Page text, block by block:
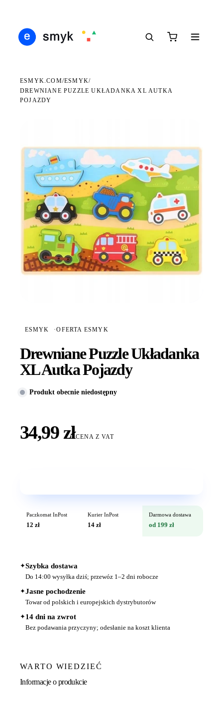
ESMYK.COM/ESMYK/
DREWNIANE PUZZLE UKŁADANKA XL AUTKA
POJAZDY
ESMYK ·OFERTA ESMYK
Drewniane Puzzle Układanka
XL Autka Pojazdy
Produkt obecnie niedostępny
34,99 złCENA Z VAT
Paczkomat InPost
12 zł
Kurier InPost
14 zł
Darmowa dostawa
od 199 zł
✦Szybka dostawa
Do 14:00 wysyłka dziś; przewóz 1–2 dni robocze
✦Jasne pochodzenie
Towar od polskich i europejskich dystrybutorów
✦14 dni na zwrot
Bez podawania przyczyny; odesłanie na koszt klienta
WARTO WIEDZIEĆ
Informacje o produkcie